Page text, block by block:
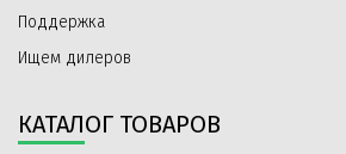
Поддержка
Ищем дилеров
КАТАЛОГ ТОВАРОВ